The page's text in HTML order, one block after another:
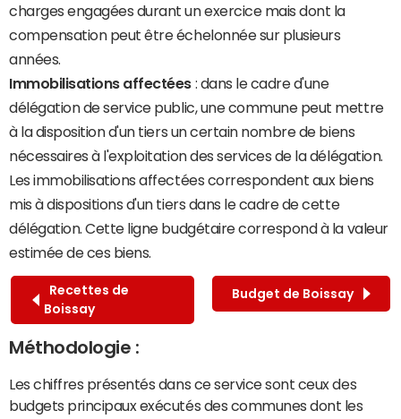
charges engagées durant un exercice mais dont la
compensation peut être échelonnée sur plusieurs
années.
Immobilisations affectées : dans le cadre d'une
délégation de service public, une commune peut mettre
à la disposition d'un tiers un certain nombre de biens
nécessaires à l'exploitation des services de la délégation.
Les immobilisations affectées correspondent aux biens
mis à dispositions d'un tiers dans le cadre de cette
délégation. Cette ligne budgétaire correspond à la valeur
estimée de ces biens.
Recettes de
Boissay
Budget de Boissay
Méthodologie :
Les chiffres présentés dans ce service sont ceux des
budgets principaux exécutés des communes dont les